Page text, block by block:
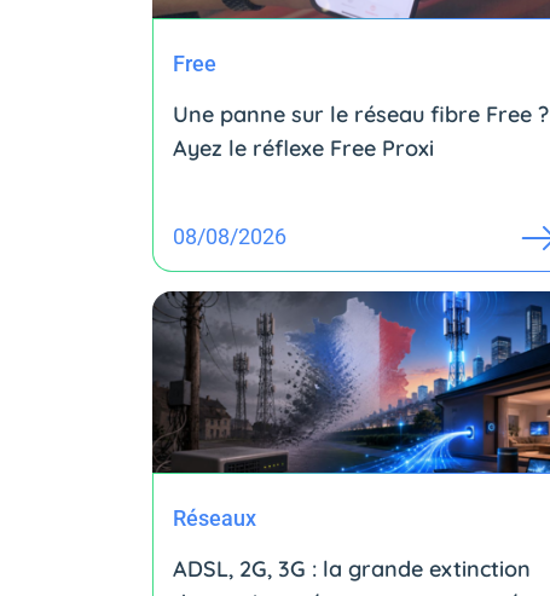
Free
Une panne sur le réseau fibre Free ?
Ayez le réflexe Free Proxi
08/08/2026
Réseaux
ADSL, 2G, 3G : la grande extinction